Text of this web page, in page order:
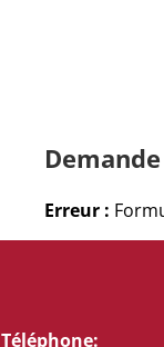
Erreur :
Téléphone: